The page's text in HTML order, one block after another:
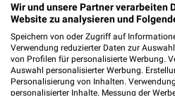
Jetzt
Prospekte App
Prospekte
Wir und unsere Partner verarbeiten
Website zu analysieren und
Speichern von oder Zugriff auf
Verwendung reduzierter Daten zur
von Profilen für personalisierte Werbung.
Auswahl personalisierter Werbung.
Personalisierung von Inhalten.
personalisierter Inhalte. Messung der